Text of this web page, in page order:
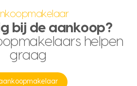
bij de aankoop?
helpen
graag